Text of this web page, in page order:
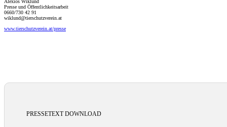
Alexios Wiklund
Presse und Öffentlichkeitsarbeit
0660/730 42 91
wiklund@tierschutzverein.at
www.tierschutzverein.at/presse
PRESSETEXT DOWNLOAD